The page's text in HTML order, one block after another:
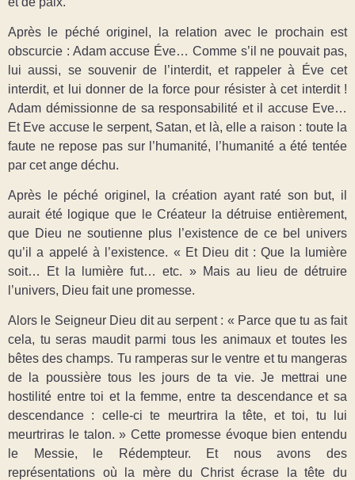
Après le péché originel, la relation avec le prochain est
obscurcie : Adam accuse Éve… Comme s’il ne pouvait pas,
lui aussi, se souvenir de l’interdit, et rappeler à Éve cet
interdit, et lui donner de la force pour résister à cet interdit !
Adam démissionne de sa responsabilité et il accuse Eve…
Et Eve accuse le serpent, Satan, et là, elle a raison : toute la
faute ne repose pas sur l’humanité, l’humanité a été tentée
par cet ange déchu.
Après le péché originel, la création ayant raté son but, il
aurait été logique que le Créateur la détruise entièrement,
que Dieu ne soutienne plus l’existence de ce bel univers
qu’il a appelé à l’existence. « Et Dieu dit : Que la lumière
soit… Et la lumière fut… etc. » Mais au lieu de détruire
l’univers, Dieu fait une promesse.
Alors le Seigneur Dieu dit au serpent : « Parce que tu as fait
cela, tu seras maudit parmi tous les animaux et toutes les
bêtes des champs. Tu ramperas sur le ventre et tu mangeras
de la poussière tous les jours de ta vie. Je mettrai une
hostilité entre toi et la femme, entre ta descendance et sa
descendance : celle-ci te meurtrira la tête, et toi, tu lui
meurtriras le talon. » Cette promesse évoque bien entendu
le Messie, le Rédempteur. Et nous avons des
représentations où la mère du Christ écrase la tête du